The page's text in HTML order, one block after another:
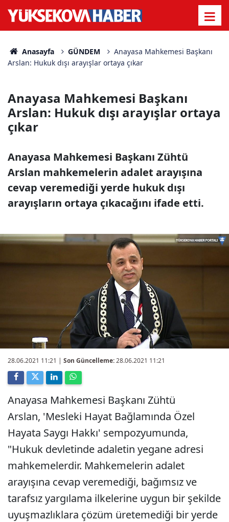
Anasayfa GÜNDEM
Anayasa Mahkemesi Başkanı
Arslan: Hukuk dışı arayışlar ortaya çıkar
Anayasa Mahkemesi Başkanı
Arslan: Hukuk dışı arayışlar ortaya
çıkar
Anayasa Mahkemesi Başkanı Zühtü
Arslan mahkemelerin adalet arayışına
cevap veremediği yerde hukuk dışı
arayışların ortaya çıkacağını ifade etti.
28.06.2021 11:21 | Son Güncelleme:28.06.2021 11:21
Anayasa Mahkemesi Başkanı Zühtü
Arslan, 'Mesleki Hayat Bağlamında Özel
Hayata Saygı Hakkı' sempozyumunda,
"Hukuk devletinde adaletin yegane adresi
mahkemelerdir. Mahkemelerin adalet
arayışına cevap veremediği, bağımsız ve
tarafsız yargılama ilkelerine uygun bir şekilde
uyuşmazlıklara çözüm üretemediği bir yerde